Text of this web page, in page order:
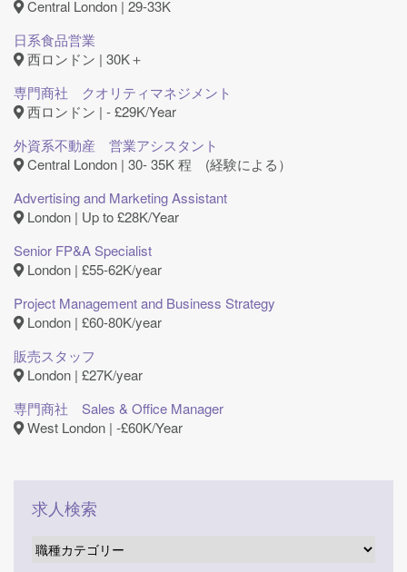
Central London | 29-33K
日系食品営業
西ロンドン | 30K＋
専門商社 クオリティマネジメント
西ロンドン | - £29K/Year
外資系不動産 営業アシスタント
Central London | 30- 35K 程 (経験による）
Advertising and Marketing Assistant
London | Up to £28K/Year
Senior FP&A Specialist
London | £55-62K/year
Project Management and Business Strategy
London | £60-80K/year
販売スタッフ
London | £27K/year
専門商社 Sales & Office Manager
West London | ‐£60K/Year
求人検索